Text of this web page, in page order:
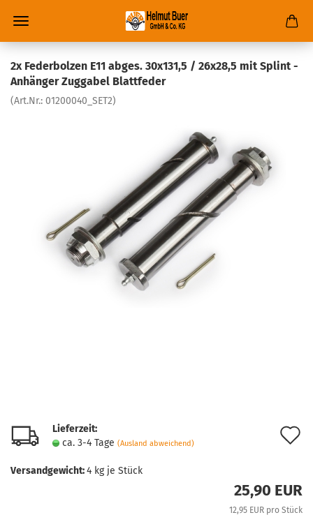
2x Federbolzen E11 abges. 30x131,5 / 26x28,5 mit Splint -
Anhänger Zuggabel Blattfeder
(Art.Nr.: 01200040_SET2)
Lieferzeit:
ca. 3-4 Tage (Ausland abweichend)
Versandgewicht:4 kg je Stück
25,90 EUR
12,95 EUR pro Stück